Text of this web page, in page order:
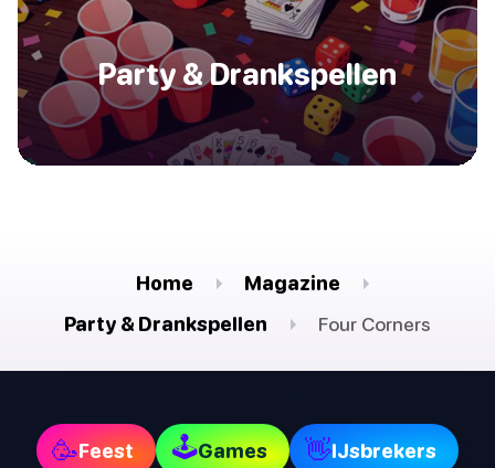
Party & Drankspellen
Home
Magazine
Party & Drankspellen
Four Corners
🥳Feest 🕹Games 👋IJsbrekers